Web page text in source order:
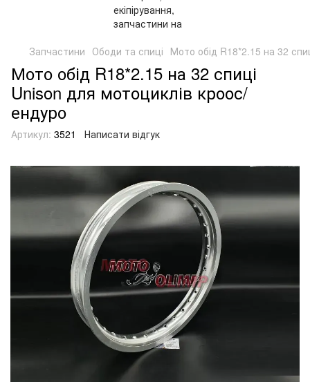
Запчастини Ободи та спиці Мото обід R18*2.15 на 32
Мото обід R18*2.15 на 32 спиці
Unison для мотоциклів кроос/
ендуро
Артикул: 3521 Написати відгук